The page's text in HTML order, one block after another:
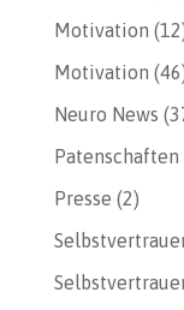
Motivation
Motivation
Neuro News
Patenschaften
Presse (2)